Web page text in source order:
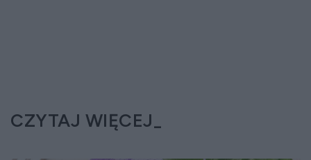
CZYTAJ WIĘCEJ